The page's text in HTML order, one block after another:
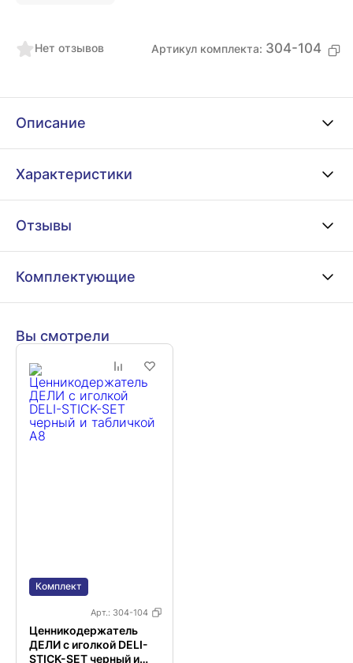
Нет отзывов Артикул комплекта: 304-104
Описание
Характеристики
Отзывы
Комплектующие
Вы смотрели
Комплект
Арт.: 304-104
Ценникодержатель
ДЕЛИ с иголкой DELI-
STICK-SET черный и